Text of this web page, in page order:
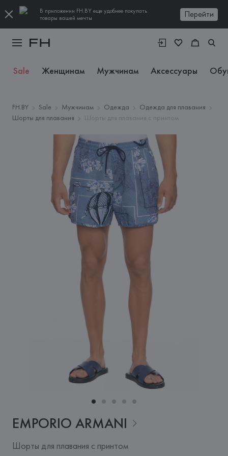
В приложении FH.BY еще удобнее покупать
товары вашей мечты
Перейти
Sale Женщинам Мужчинам Аксессуары
FH.BY Sale Мужчинам Одежда
Одежда для плавания
Шорты для плавания
Шорты для плавания с принтом
EMPORIO ARMANI
Шорты для плавания с принтом